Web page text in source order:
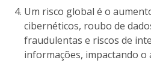
Um risco global é o
cibernéticos, roubo de
fraudulentas e riscos de
informações, impactando o